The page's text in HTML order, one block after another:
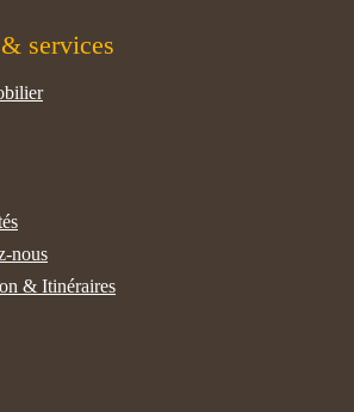
services
nous
& Itinéraires